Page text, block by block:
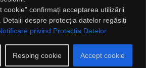
cookie" confirmați acceptarea utilizării
Detalii despre protecția datelor regăsiți
privind Protectia Datelor
Resping cookie Accept cookie
Digitale. Toate drepturile rezervate!